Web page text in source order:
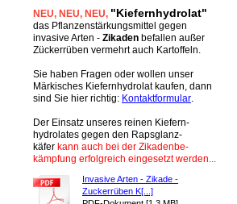
NEU, NEU, NEU, "Kiefernhydrolat"
das Pflanzenstärkungsmittel gegen
invasive Arten - Zikaden befallen außer
Zückerrüben vermehrt auch Kartoffeln.
Sie haben Fragen oder wollen unser
Märkisches Kiefernhydrolat kaufen, dann
sind Sie hier richtig: Kontaktformular
Der Einsatz unseres reinen Kiefern-
hydrolates gegen den Rapsglanz-
käfer kann auch bei der Zikadenbe-
kämpfung erfolgreich eingesetzt werden...
Invasive Arten - Zikade -
Zuckerrüben K[...]